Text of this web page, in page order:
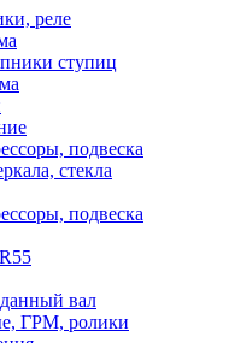
реле
ступиц
подвеска
стекла
подвеска
вал
ГРМ, ролики